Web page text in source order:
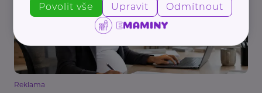
Reklama
Povolit vše Upravit Odmítnout